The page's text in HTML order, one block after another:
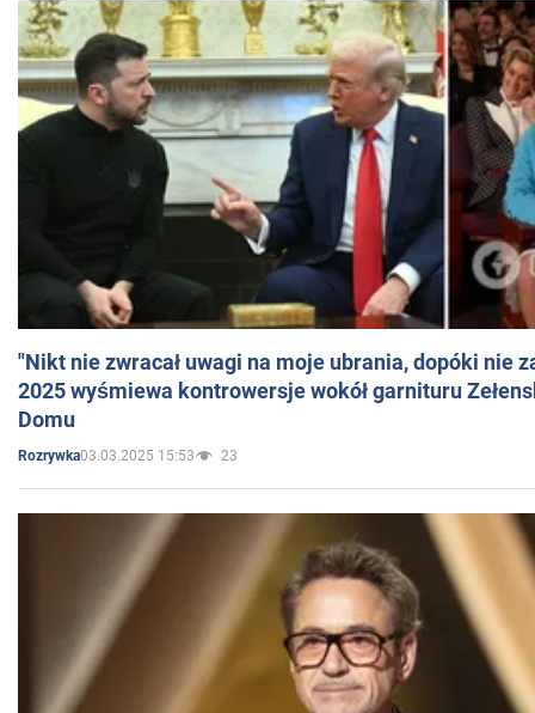
"Nikt nie zwracał uwagi na moje ubrania, dopóki nie
2025 wyśmiewa kontrowersje wokół garnituru
Domu
Rozrywka03.03.2025 15:53 23